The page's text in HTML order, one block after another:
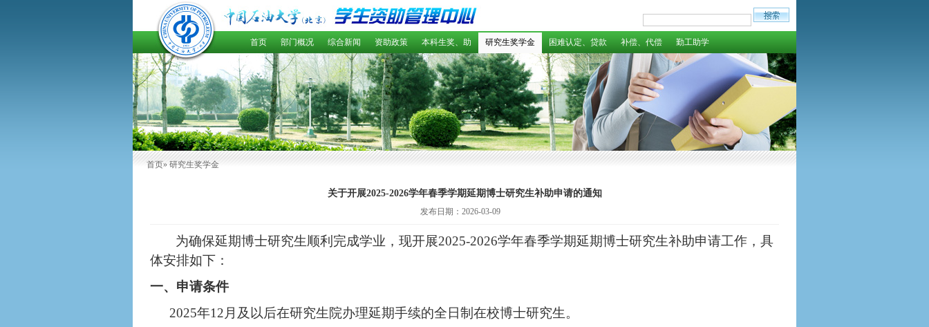
首页 部门概况 综合新闻 资助政策 本科生奖、助 研究生奖学金 困难认定、贷款 补偿、代偿 勤工助学
首页» 研究生奖学金
关于开展2025-2026学年春季学期延期博士研究生补助申请的通知
发布日期：2026-03-09
为确保延期博士研究生顺利完成学业，现开展2025-2026学年春季学期延期博士研究生补助申请工作，具
体安排如下：
一、申请条件
2025年12 月及以后在研究生院办理延期手续的全日制在校博士研究生。